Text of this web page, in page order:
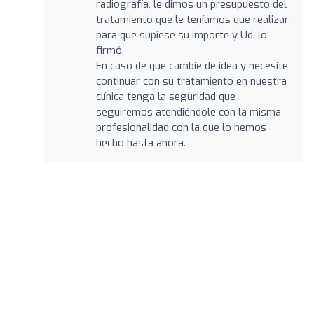
radiografía, le dimos un presupuesto del
tratamiento que le teníamos que realizar
para que supiese su importe y Ud. lo
firmó.
En caso de que cambie de idea y necesite
continuar con su tratamiento en nuestra
clínica tenga la seguridad que
seguiremos atendiéndole con la misma
profesionalidad con la que lo hemos
hecho hasta ahora.